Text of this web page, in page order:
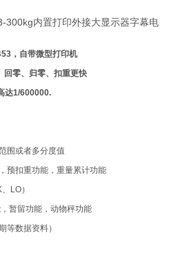
300kg内置打印外接大显示器字幕电
，自带微型打印机
零、归零、扣重更快
达1/600000.
围或者多分度值
预扣重功能，重量累计功能
LO）
暂留功能，动物秤功能
等数据资料）